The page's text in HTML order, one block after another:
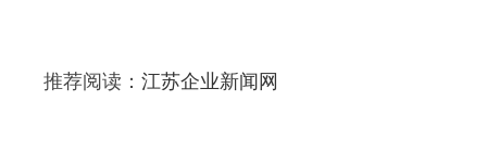
推荐阅读：江苏企业新闻网